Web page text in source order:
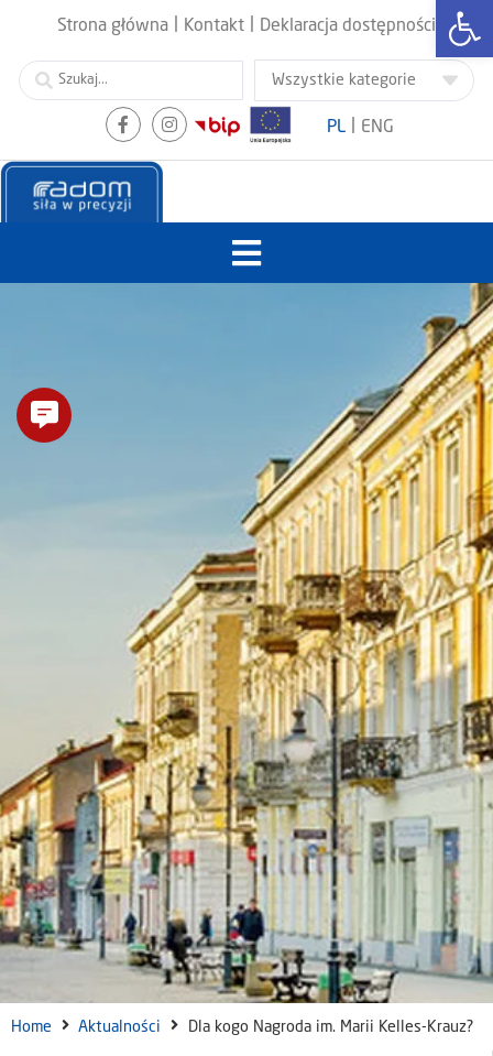
Strona główna Kontakt Deklaracja dostępności
PL ENG
Home Aktualności Dla kogo Nagroda im. Marii Kelles-Krauz?